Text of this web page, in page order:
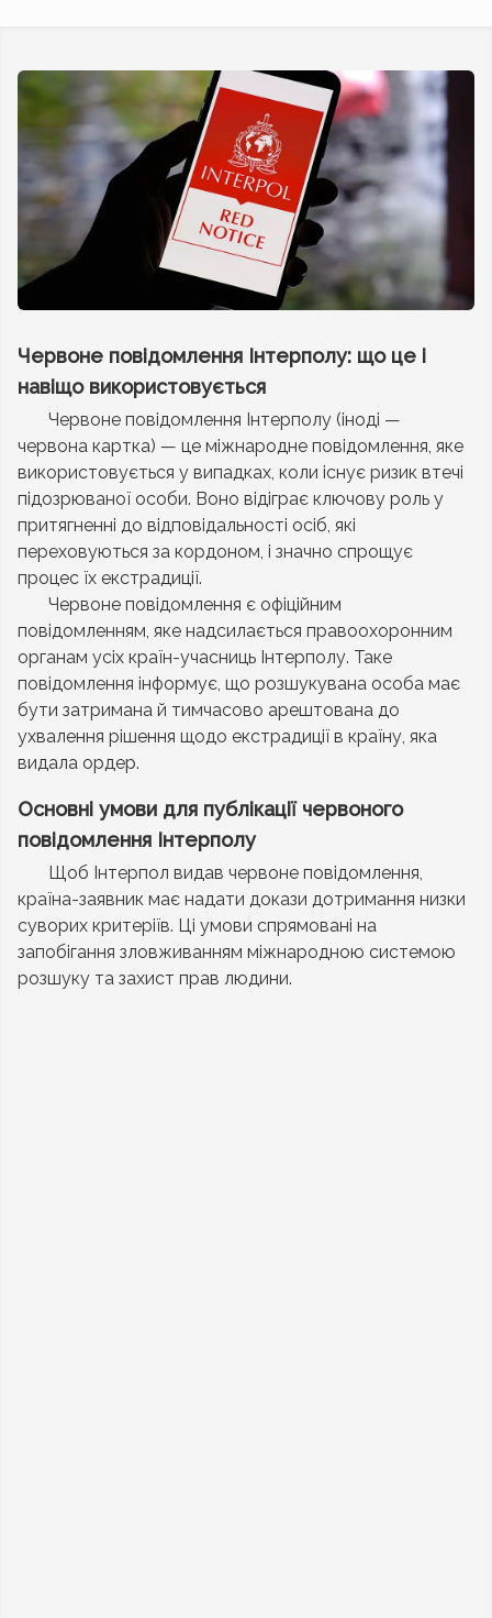
Червоне повідомлення Інтерполу: що це і
навіщо використовується
Червоне повідомлення Інтерполу (іноді —
червона картка) — це міжнародне повідомлення, яке
використовується у випадках, коли існує ризик втечі
підозрюваної особи. Воно відіграє ключову роль у
притягненні до відповідальності осіб, які
переховуються за кордоном, і значно спрощує
процес їх екстрадиції.
Червоне повідомлення є офіційним
повідомленням, яке надсилається правоохоронним
органам усіх країн-учасниць Інтерполу. Таке
повідомлення інформує, що розшукувана особа має
бути затримана й тимчасово арештована до
ухвалення рішення щодо екстрадиції в країну, яка
видала ордер.
Основні умови для публікації червоного
повідомлення Інтерполу
Щоб Інтерпол видав червоне повідомлення,
країна-заявник має надати докази дотримання низки
суворих критеріїв. Ці умови спрямовані на
запобігання зловживанням міжнародною системою
розшуку та захист прав людини.